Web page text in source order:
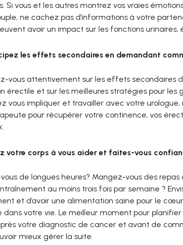
Si vous et les autres montrez vos vraies
ne cachez pas d’informations à votre
avoir un impact sur les fonctions urinaires,
les effets secondaires en demandant
vous attentivement sur les effets secondaires
érectile et sur les meilleures stratégies pour les
vous impliquer et travailler avec votre
pour récupérer votre continence, vos
votre corps à vous aider et faites-vous
de longues heures? Mangez-vous des
au moins trois fois par semaine ?
et d’avoir une alimentation saine pour le
votre vie. Le meilleur moment pour
votre diagnostic de cancer et avant de
mieux gérer la suite.